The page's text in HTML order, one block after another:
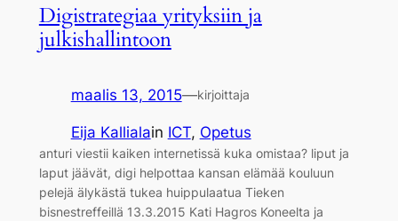
Digistrategiaa yrityksiin ja
julkishallintoon
maalis 13, 2015—kirjoittaja
Eija Kallialain ICT, Opetus
anturi viestii kaiken internetissä kuka omistaa? liput ja
laput jäävät, digi helpottaa kansan elämää kouluun
pelejä älykästä tukea huippulaatua Tieken
bisnestreffeillä 13.3.2015 Kati Hagros Koneelta ja